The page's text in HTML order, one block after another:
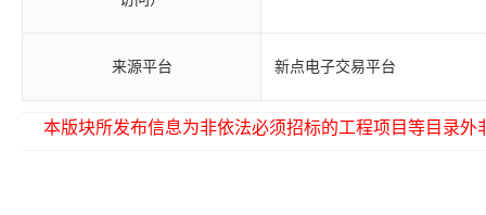
来源平台 新点电子交易平台
本版块所发布信息为非依法必须招标的工程项目等目录